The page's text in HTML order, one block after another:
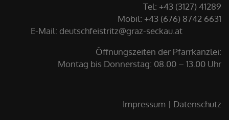
Tel: +43 (3127) 41289
Mobil: +43 (676) 8742 6631
E-Mail: deutschfeistritz@graz-seckau.at
Öffnungszeiten der Pfarrkanzlei:
Montag bis Donnerstag: 08.00 – 13.00 Uhr
Impressum Datenschutz